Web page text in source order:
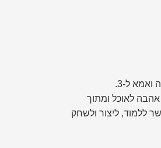
ואמא ל-3.
לאוכל ומתוך
ללמוד, ליצור ולשחק